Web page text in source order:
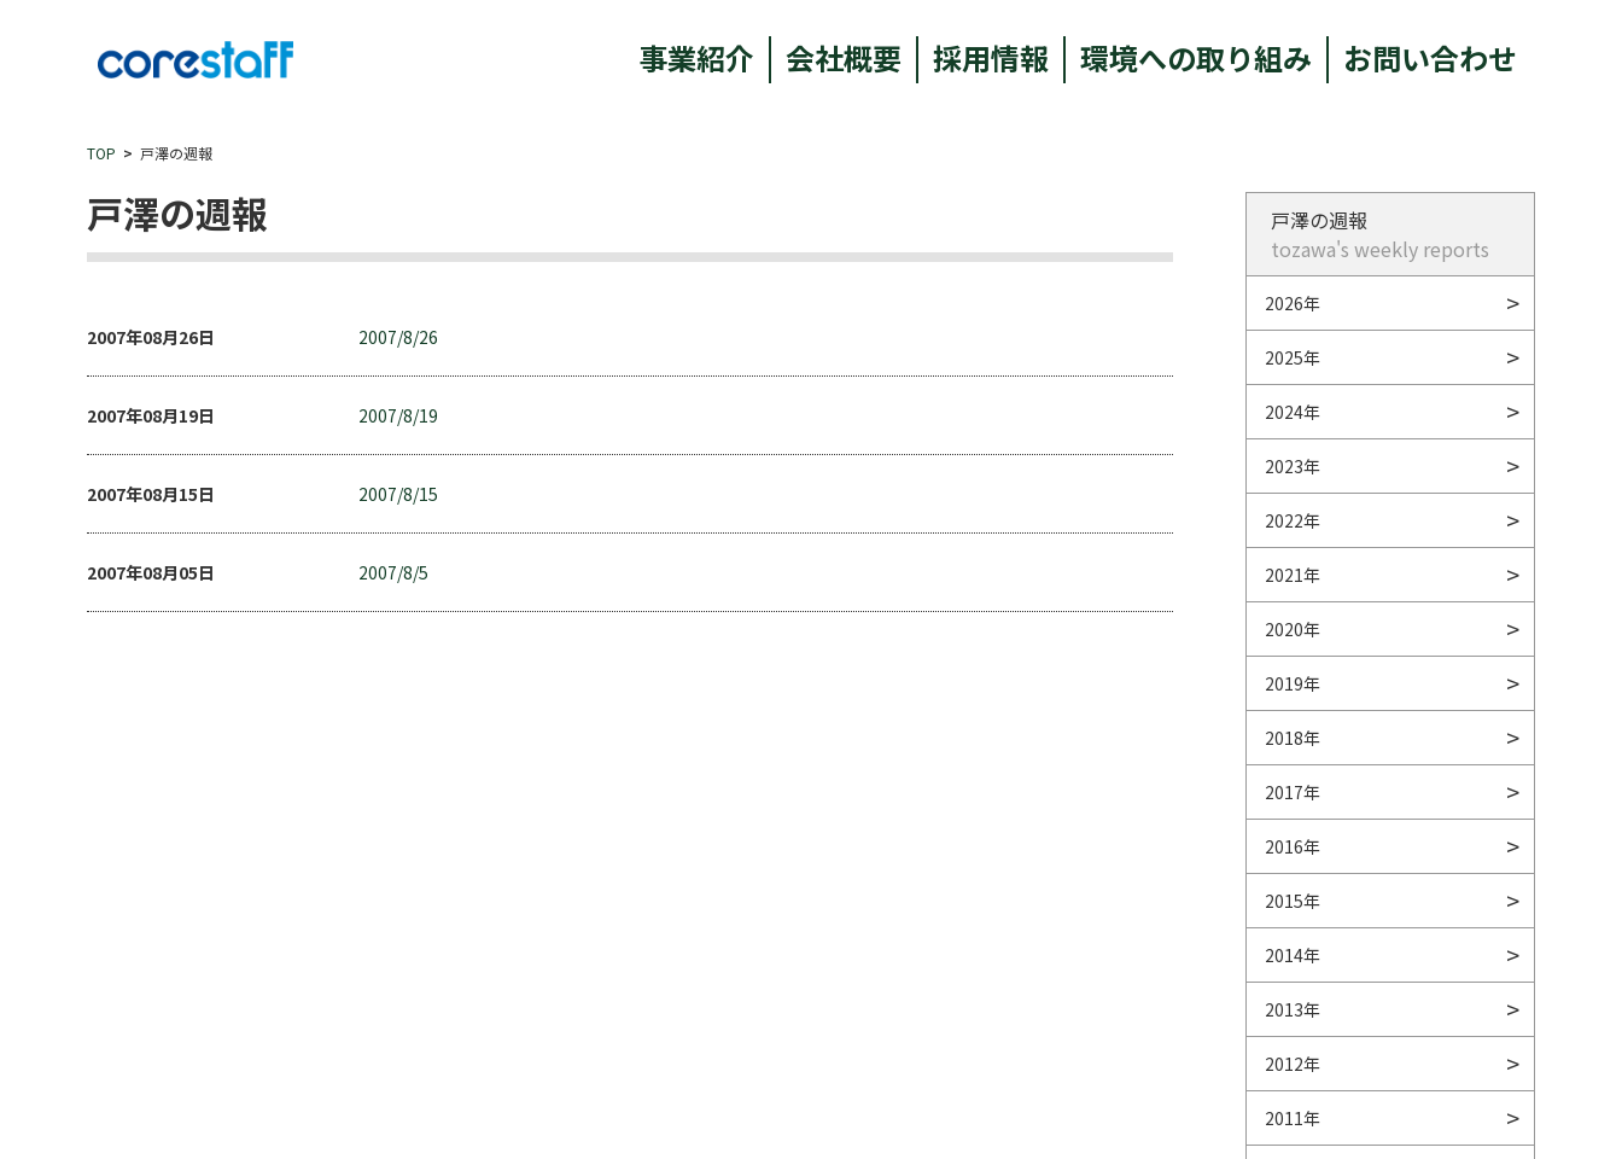
事業紹介 会社概要 採用情報 環境への取り組み お問い合わせ
TOP 戸澤の週報
戸澤の週報
2007年08月26日 2007/8/26
2007年08月19日 2007/8/19
2007年08月15日 2007/8/15
2007年08月05日 2007/8/5
戸澤の週報
tozawa's weekly reports
2026年
2025年
2024年
2023年
2022年
2021年
2020年
2019年
2018年
2017年
2016年
2015年
2014年
2013年
2012年
2011年